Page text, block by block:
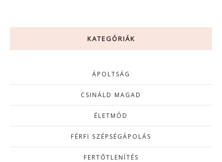
KATEGÓRIÁK
ÁPOLTSÁG
CSINÁLD MAGAD
ÉLETMÓD
FÉRFI SZÉPSÉGÁPOLÁS
FERTŐTLENÍTÉS